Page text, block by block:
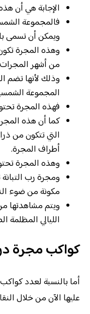
الإجابة هي أن
فالمجموعة
ويمكن أن تسمى
وهذه المجرة
من أشهر
وذلك لأنها تضم
المجموعة
فهذه المجرة
كما أن هذه
التي تتكون من
أطراف المجرة.
وهذه المجرة
ومجرة رب
مكونة من ضوء
ويتم مشاهدتها
الليالي المظلمة
كواكب مجرة
أما بالنسبة لعدد
عليها الآن من خلال